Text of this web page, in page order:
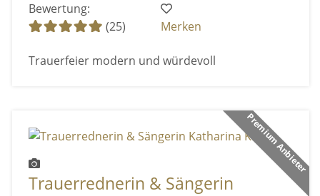
Bewertung:
(25)
Merken
Trauerfeier modern und würdevoll
Premium Anbieter
Trauerrednerin & Sängerin